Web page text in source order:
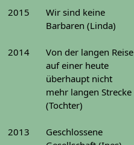
2015
Wir sind keine
Barbaren (Linda)
2014
Von der langen Reise
auf einer heute
überhaupt nicht
mehr langen Strecke
(Tochter)
2013
Geschlossene